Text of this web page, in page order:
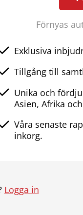
Förnyas
Exklusiva
Tillgång till
Unika och
Asien, Afrika
Våra senaste
inkorg.
Logga in